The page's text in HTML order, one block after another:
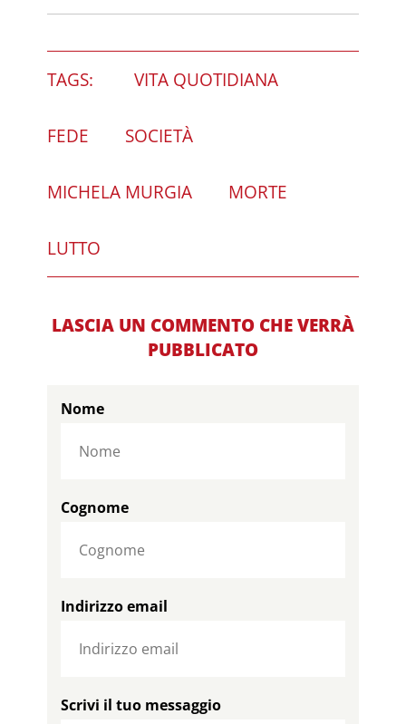
TAGS: VITA QUOTIDIANA
FEDE SOCIETÀ
MICHELA MURGIA MORTE
LUTTO
LASCIA UN COMMENTO CHE VERRÀ
PUBBLICATO
Nome
Cognome
Indirizzo email
Scrivi il tuo messaggio